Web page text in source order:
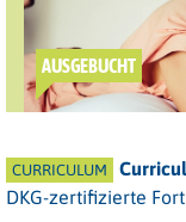
AUSGEBUCHT
CURRICULUM
DKG-zertifizierte